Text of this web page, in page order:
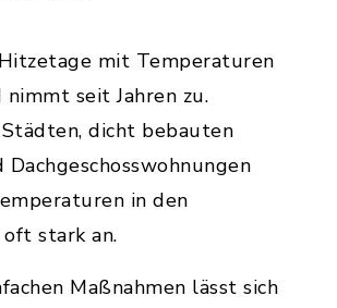
mit Temperaturen
seit Jahren zu.
dicht bebauten
in den
stark an.
Maßnahmen lässt sich